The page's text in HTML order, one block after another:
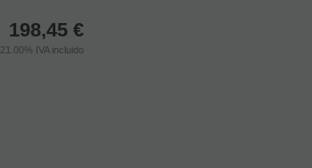
198,45 €
21.00% IVA incluido